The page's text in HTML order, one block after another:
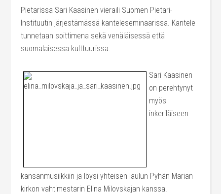
Pietarissa Sari Kaasinen vieraili Suomen Pietari-
Instituutin järjestämässä kanteleseminaarissa. Kantele
tunnetaan soittimena sekä venäläisessä että
suomalaisessa kulttuurissa.
Sari Kaasinen
on perehtynyt
myös
inkeriläiseen
kansanmusiikkiin ja löysi yhteisen laulun Pyhän Marian
kirkon vahtimestarin Elina Milovskajan kanssa.